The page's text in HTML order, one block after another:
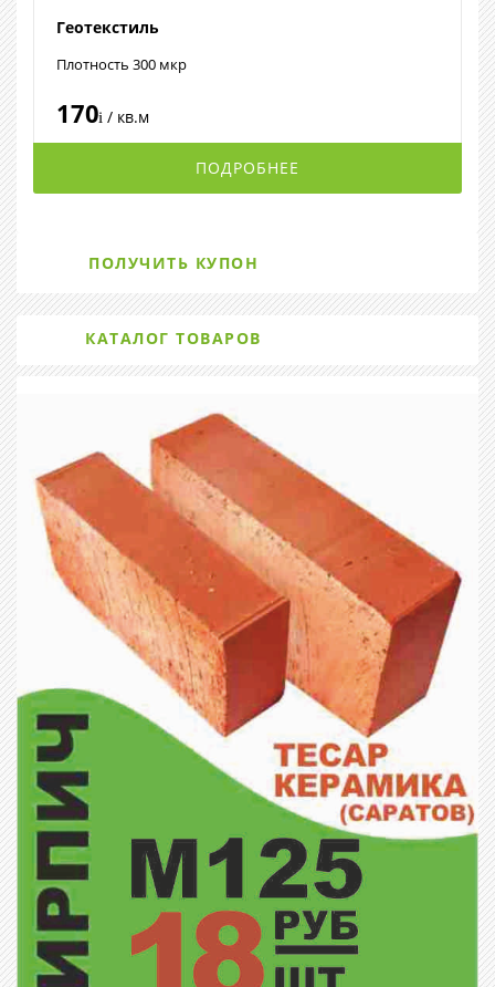
Геотекстиль
Плотность 300 мкр
170i / кв.м
ПОДРОБНЕЕ
ПОЛУЧИТЬ КУПОН
КАТАЛОГ ТОВАРОВ